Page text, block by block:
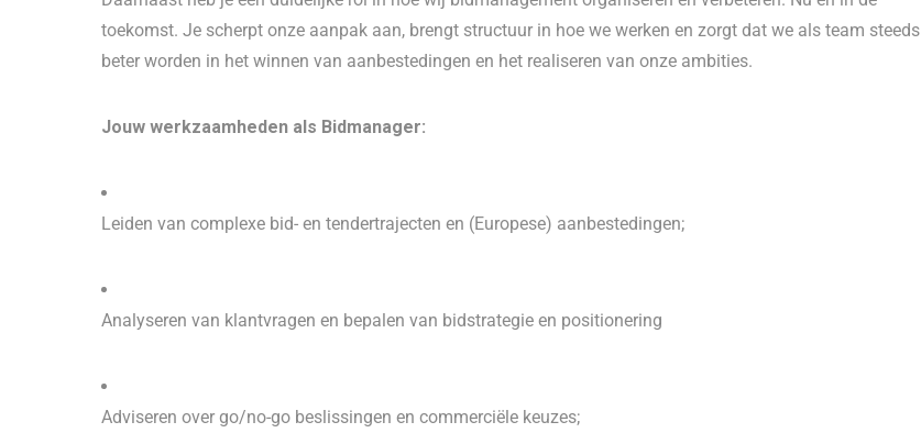
toekomst. Je scherpt onze aanpak aan, brengt structuur in hoe we werken en zorgt dat we als team steeds
beter worden in het winnen van aanbestedingen en het realiseren van onze ambities.
Jouw werkzaamheden als Bidmanager:
Leiden van complexe bid- en tendertrajecten en (Europese) aanbestedingen;
Analyseren van klantvragen en bepalen van bidstrategie en positionering
Adviseren over go/no-go beslissingen en commerciële keuzes;